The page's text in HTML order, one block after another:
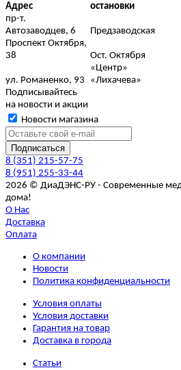
Адрес
остановки
пр-т.
Автозаводцев, 6
Предзаводская
Проспект Октября,
38
Ост. Октября
ул. Романенко, 93
«Центр»
«Лихачева»
Подписывайтесь
на новости и акции
Новости магазина
8 (351) 215-57-75
8 (951) 255-33-44
2026 © ДиаДЭНС-РУ - Современные
дома!
О Нас
Доставка
Оплата
О компании
Новости
Политика конфиденциальности
Условия оплаты
Условия доставки
Гарантия на товар
Доставка в города
Статьи